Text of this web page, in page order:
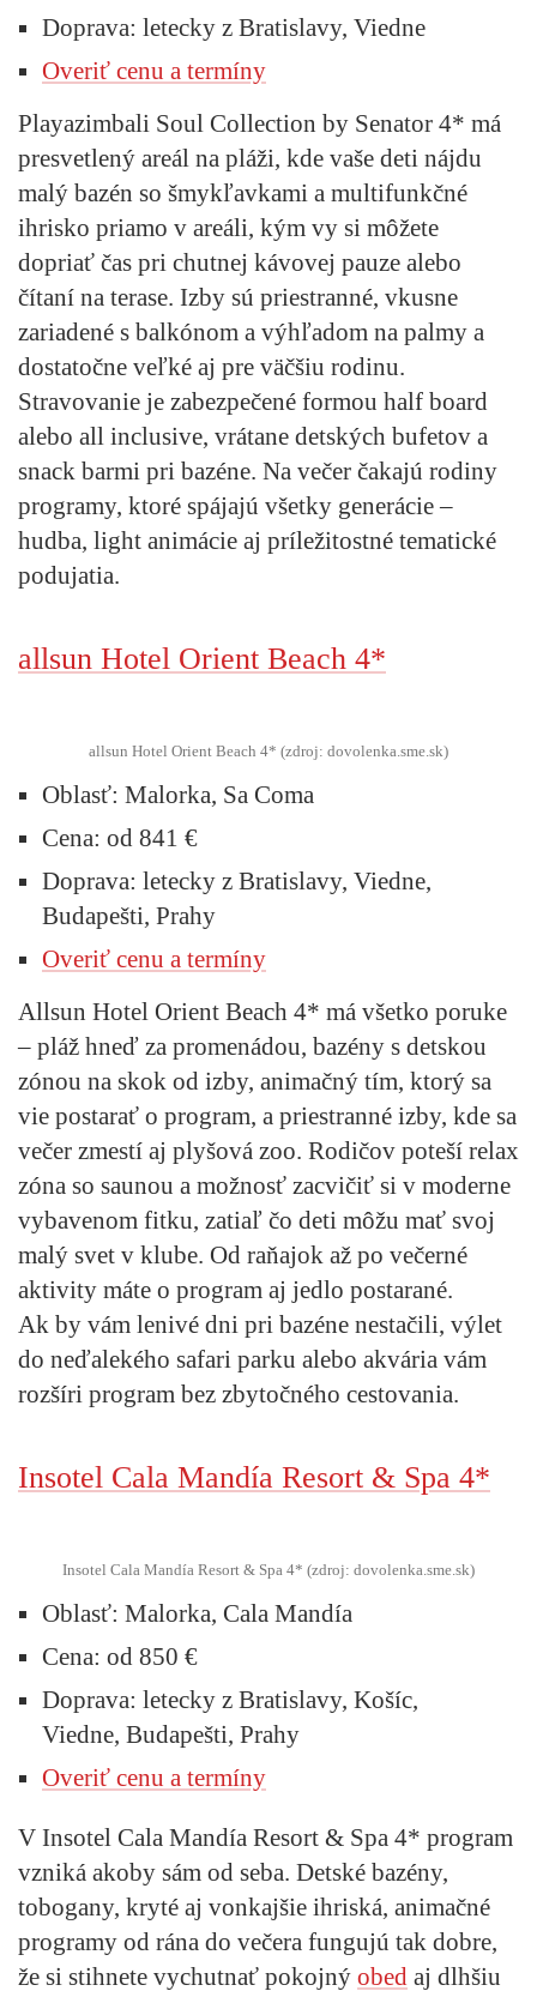
Doprava: letecky z Bratislavy, Viedne
Overiť cenu a termíny
Playazimbali Soul Collection by Senator 4* má
presvetlený areál na pláži, kde vaše deti nájdu
malý bazén so šmykľavkami a multifunkčné
ihrisko priamo v areáli, kým vy si môžete
dopriať čas pri chutnej kávovej pauze alebo
čítaní na terase. Izby sú priestranné, vkusne
zariadené s balkónom a výhľadom na palmy a
dostatočne veľké aj pre väčšiu rodinu.
Stravovanie je zabezpečené formou half board
alebo all inclusive, vrátane detských bufetov a
snack barmi pri bazéne. Na večer čakajú rodiny
programy, ktoré spájajú všetky generácie –
hudba, light animácie aj príležitostné tematické
podujatia.
allsun Hotel Orient Beach 4*
allsun Hotel Orient Beach 4* (zdroj: dovolenka.sme.sk)
Oblasť: Malorka, Sa Coma
Cena: od 841 €
Doprava: letecky z Bratislavy, Viedne,
Budapešti, Prahy
Overiť cenu a termíny
Allsun Hotel Orient Beach 4* má všetko poruke
– pláž hneď za promenádou, bazény s detskou
zónou na skok od izby, animačný tím, ktorý sa
vie postarať o program, a priestranné izby, kde sa
večer zmestí aj plyšová zoo. Rodičov poteší relax
zóna so saunou a možnosť zacvičiť si v moderne
vybavenom fitku, zatiaľ čo deti môžu mať svoj
malý svet v klube. Od raňajok až po večerné
aktivity máte o program aj jedlo postarané.
Ak by vám lenivé dni pri bazéne nestačili, výlet
do neďalekého safari parku alebo akvária vám
rozšíri program bez zbytočného cestovania.
Insotel Cala Mandía Resort & Spa 4*
Insotel Cala Mandía Resort & Spa 4* (zdroj: dovolenka.sme.sk)
Oblasť: Malorka, Cala Mandía
Cena: od 850 €
Doprava: letecky z Bratislavy, Košíc,
Viedne, Budapešti, Prahy
Overiť cenu a termíny
V Insotel Cala Mandía Resort & Spa 4* program
vzniká akoby sám od seba. Detské bazény,
tobogany, kryté aj vonkajšie ihriská, animačné
programy od rána do večera fungujú tak dobre,
že si stihnete vychutnať pokojný obed aj dlhšiu